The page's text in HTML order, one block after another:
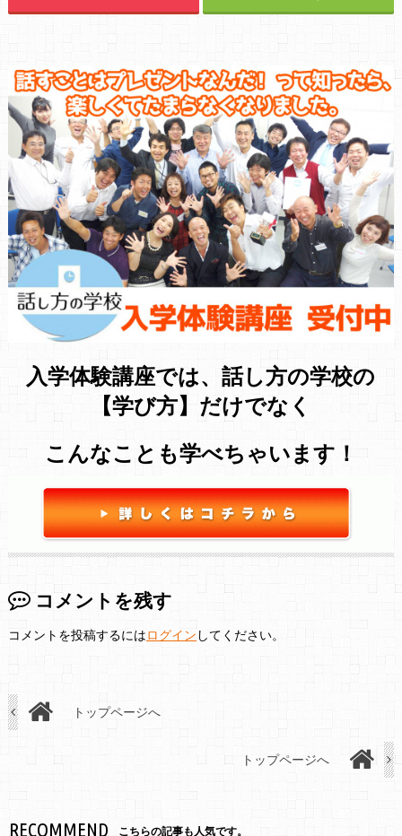
入学体験講座では、話し方の学校の
【学び方】だけでなく
こんなことも学べちゃいます！
コメントを残す
コメントを投稿するにはログイン してください。
トップページへ
トップページへ
RECOMMEND こちらの記事も人気です。